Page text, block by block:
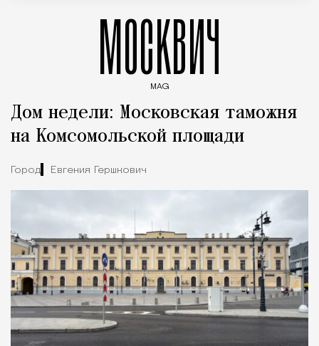
МОСКВИЧ
MAG
Дом недели: Московская таможня
на Комсомольской площади
Город Евгения Гершкович